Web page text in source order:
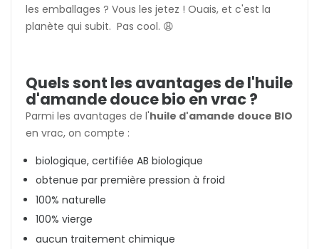
les emballages ? Vous les jetez ! Ouais, et c'est la
planète qui subit. Pas cool. 😩
Quels sont les avantages de l'huile
d'amande douce bio en vrac ?
Parmi les avantages de l'huile d'amande douce BIO
en vrac, on compte :
biologique, certifiée AB biologique
obtenue par première pression à froid
100% naturelle
100% vierge
aucun traitement chimique